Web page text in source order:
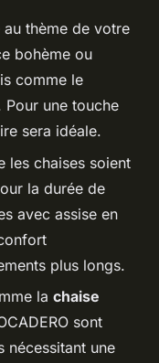
thème de votre
bohème ou
comme le
Pour une touche
sera idéale.
les chaises soient
la durée de
avec assise en
plus longs.
la chaise
sont
nécessitant une